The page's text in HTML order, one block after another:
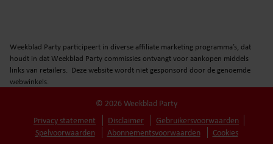
Weekblad Party participeert in diverse affiliate marketing programma’s, dat
houdt in dat Weekblad Party commissies ontvangt voor aankopen middels
links van retailers. Deze website wordt niet gesponsord door de genoemde
webwinkels.
© 2026 Weekblad Party
Privacy statement
Disclaimer
Gebruikersvoorwaarden
Spelvoorwaarden
Abonnementsvoorwaarden Cookies